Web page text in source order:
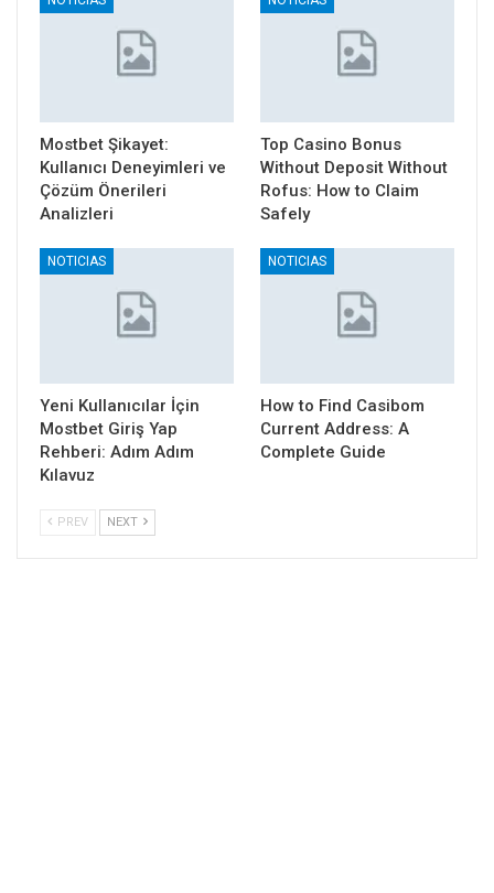
Mostbet Şikayet:
Kullanıcı Deneyimleri ve
Çözüm Önerileri
Analizleri
Top Casino Bonus
Without Deposit Without
Rofus: How to Claim
Safely
NOTICIAS
Yeni Kullanıcılar İçin
Mostbet Giriş Yap
Rehberi: Adım Adım
Kılavuz
NOTICIAS
How to Find Casibom
Current Address: A
Complete Guide
PREV NEXT